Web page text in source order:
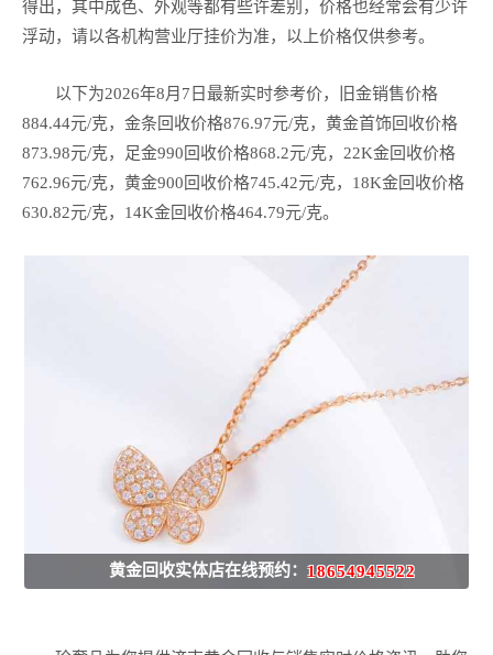
得出，其中成色、外观等都有些许差别，价格也经常会有少许
浮动，请以各机构营业厅挂价为准，以上价格仅供参考。
以下为2026年8月7日最新实时参考价，旧金销售价格
884.44元/克，金条回收价格876.97元/克，黄金首饰回收价格
873.98元/克，足金990回收价格868.2元/克，22K金回收价格
762.96元/克，黄金900回收价格745.42元/克，18K金回收价格
630.82元/克，14K金回收价格464.79元/克。
黄金回收实体店在线预约：18654945522